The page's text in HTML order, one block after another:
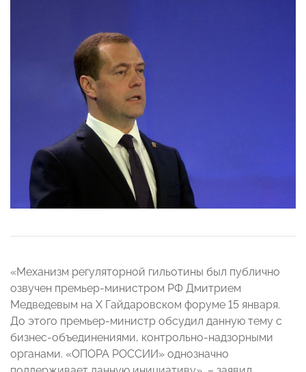
«Механизм регуляторной гильотины был публично
озвучен премьер-министром РФ Дмитрием
Медведевым на X Гайдаровском форуме 15 января.
До этого премьер-министр обсудил данную тему с
бизнес-объединениями, контрольно-надзорными
органами. «ОПОРА РОССИИ» однозначно